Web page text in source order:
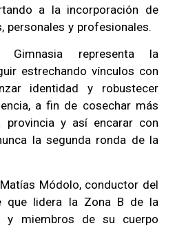
a la incorporación de
personales y profesionales.
Gimnasia representa la
estrechando vínculos con
identidad y robustecer
a fin de cosechar más
y así encarar con
la segunda ronda de la
Módolo, conductor del
que lidera la Zona B de la
y miembros de su cuerpo